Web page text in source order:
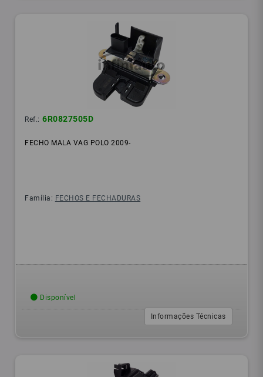
Ref.: 6R0827505D
FECHO MALA VAG POLO 2009-
Família: FECHOS E FECHADURAS
Disponível
Informações Técnicas